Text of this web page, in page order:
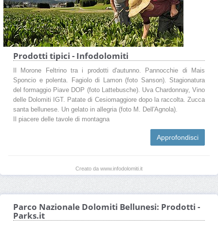
Prodotti tipici - Infodolomiti
Il Morone Feltrino tra i prodotti d'autunno. Pannocchie di Mais
Sponcio e polenta. Fagiolo di Lamon (foto Sanson). Stagionatura
del formaggio Piave DOP (foto Lattebusche). Uva Chardonnay, Vino
delle Dolomiti IGT. Patate di Cesiomaggiore dopo la raccolta. Zucca
santa bellunese. Un gelato in allegria (foto M. Dell'Agnola).
Il piacere delle tavole di montagna
Approfondisci
Creato da www.infodolomiti.it
Parco Nazionale Dolomiti Bellunesi: Prodotti -
Parks.it